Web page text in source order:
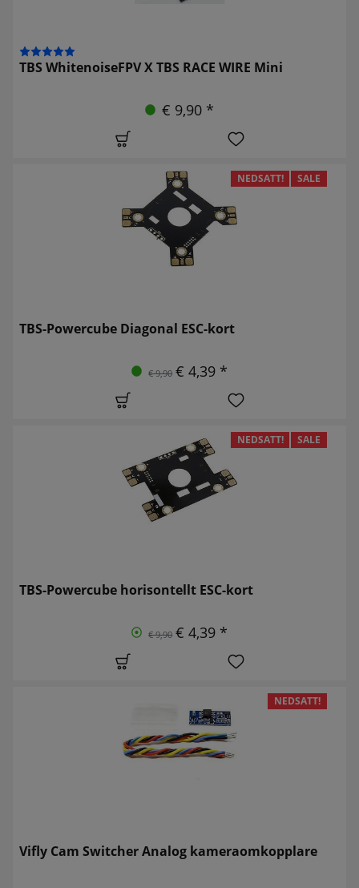
TBS WhitenoiseFPV X TBS RACE WIRE Mini
€ 9,90 *
NEDSATT! SALE
TBS-Powercube Diagonal ESC-kort
€ 9,90 € 4,39 *
NEDSATT! SALE
TBS-Powercube horisontellt ESC-kort
€ 9,90 € 4,39 *
NEDSATT!
Vifly Cam Switcher Analog kameraomkopplare